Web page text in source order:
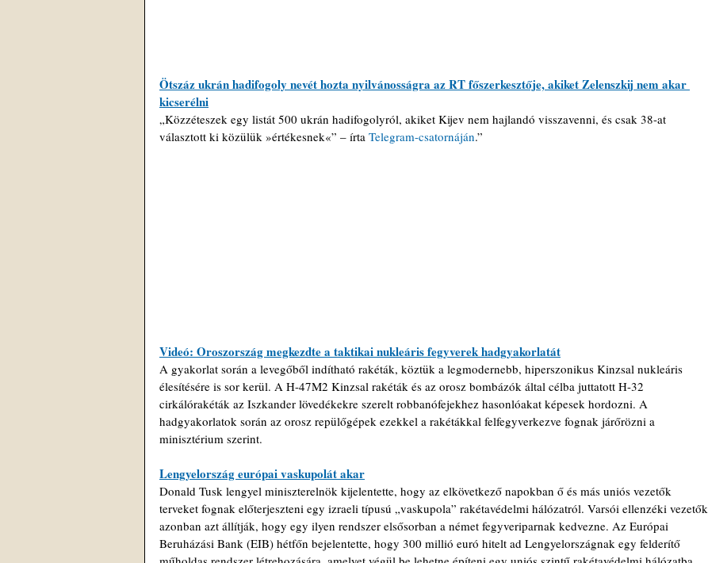
Ötszáz ukrán hadifogoly nevét hozta nyilvánosságra az RT főszerkesztője, akiket Zelenszkij nem akar
kicserélni
„Közzéteszek egy listát 500 ukrán hadifogolyról, akiket Kijev nem hajlandó visszavenni, és csak 38-at
választott ki közülük »értékesnek«” – írta Telegram-csatornáján.”
Videó: Oroszország megkezdte a taktikai nukleáris fegyverek hadgyakorlatát
A gyakorlat során a levegőből indítható rakéták, köztük a legmodernebb, hiperszonikus Kinzsal nukleáris
élesítésére is sor kerül. A H-47M2 Kinzsal rakéták és az orosz bombázók által célba juttatott H-32
cirkálórakéták az Iszkander lövedékekre szerelt robbanófejekhez hasonlóakat képesek hordozni. A
hadgyakorlatok során az orosz repülőgépek ezekkel a rakétákkal felfegyverkezve fognak járőrözni a
minisztérium szerint.
Lengyelország európai vaskupolát akar
Donald Tusk lengyel miniszterelnök kijelentette, hogy az elkövetkező napokban ő és más uniós vezetők
terveket fognak előterjeszteni egy izraeli típusú „vaskupola” rakétavédelmi hálózatról. Varsói ellenzéki vezetők
azonban azt állítják, hogy egy ilyen rendszer elsősorban a német fegyveriparnak kedvezne. Az Európai
Beruházási Bank (EIB) hétfőn bejelentette, hogy 300 millió euró hitelt ad Lengyelországnak egy felderítő